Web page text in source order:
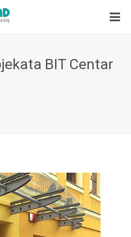
BIT Centar